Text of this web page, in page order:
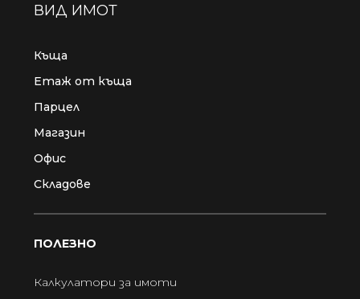
ВИД ИМОТ
Къща
Етаж от къща
Парцел
Магазин
Офис
Складове
ПОЛЕЗНО
Калкулатори за имоти